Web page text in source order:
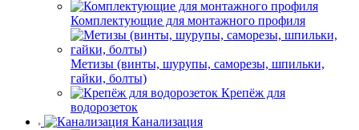
Комплектующие для монтажного профиля
Метизы (винты, шурупы, саморезы, шпильки,
гайки, болты)
Крепёж для
водорозеток
Канализация